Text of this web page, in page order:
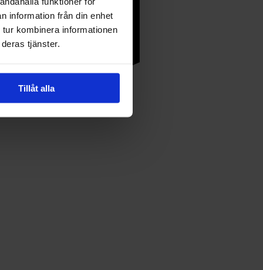
information från din enhet
kombinera informationen
tjänster.
Tillåt alla